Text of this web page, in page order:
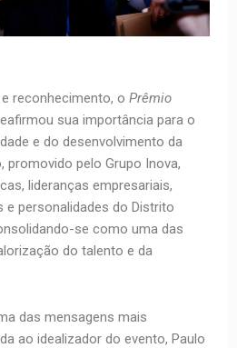
reconhecimento, o Prêmio
sua importância para o
e do desenvolvimento da
promovido pelo Grupo Inova,
lideranças empresariais,
e personalidades do Distrito
se como uma das
do talento e da
das mensagens mais
ao idealizador do evento, Paulo